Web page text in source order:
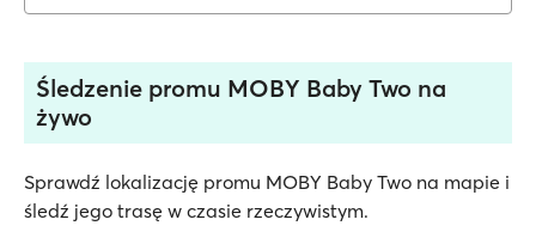
Śledzenie promu MOBY Baby Two na
żywo
Sprawdź lokalizację promu MOBY Baby Two na mapie i
śledź jego trasę w czasie rzeczywistym.